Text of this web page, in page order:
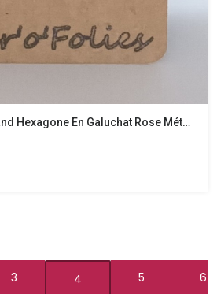
Boucles D’oreilles Grand Hexagone En Galuchat Rose Métallisé
3 4 5 6